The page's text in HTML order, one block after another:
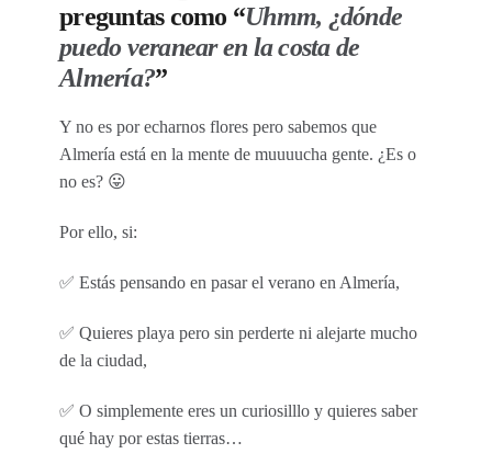
preguntas como “Uhmm, ¿dónde
puedo veranear en la costa de
Almería?”
Y no es por echarnos flores pero sabemos que
Almería está en la mente de muuuucha gente. ¿Es o
no es? 😛
Por ello, si:
✅ Estás pensando en pasar el verano en Almería,
✅ Quieres playa pero sin perderte ni alejarte mucho
de la ciudad,
✅ O simplemente eres un curiosilllo y quieres saber
qué hay por estas tierras…